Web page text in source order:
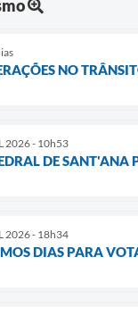
NO
2026 - 10h53
DE SANT'ANA
2026 - 18h34
DIAS PARA